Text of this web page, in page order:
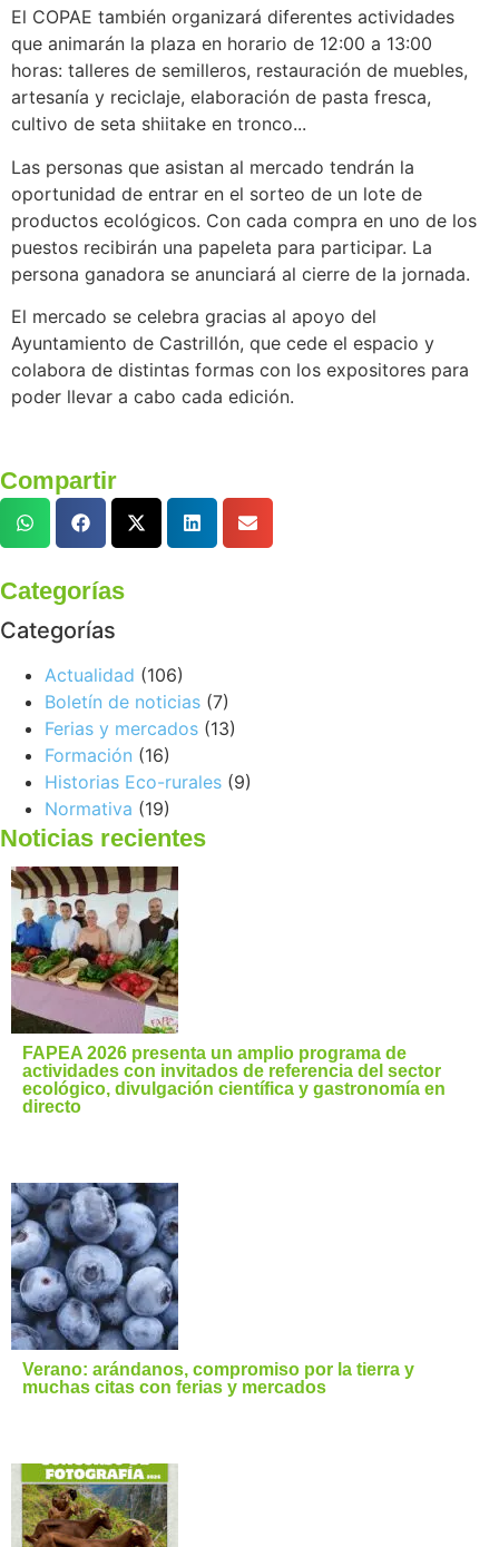
El COPAE también organizará diferentes actividades
que animarán la plaza en horario de 12:00 a 13:00
horas: talleres de semilleros, restauración de muebles,
artesanía y reciclaje, elaboración de pasta fresca,
cultivo de seta shiitake en tronco...
Las personas que asistan al mercado tendrán la
oportunidad de entrar en el sorteo de un lote de
productos ecológicos. Con cada compra en uno de los
puestos recibirán una papeleta para participar. La
persona ganadora se anunciará al cierre de la jornada.
El mercado se celebra gracias al apoyo del
Ayuntamiento de Castrillón, que cede el espacio y
colabora de distintas formas con los expositores para
poder llevar a cabo cada edición.
Compartir
Categorías
Categorías
Actualidad (106)
Boletín de noticias (7)
Ferias y mercados (13)
Formación (16)
Historias Eco-rurales (9)
Normativa (19)
Noticias recientes
FAPEA 2026 presenta un amplio programa de
actividades con invitados de referencia del sector
ecológico, divulgación científica y gastronomía en
directo
Verano: arándanos, compromiso por la tierra y
muchas citas con ferias y mercados